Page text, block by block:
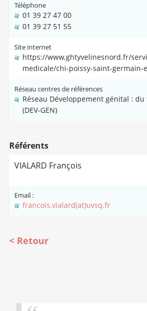
Téléphone
01 39 27 47 00
01 39 27 51 55
Site internet
https://www.ghtyvelinesnord.fr/
medicale/chi-poissy-saint-germain-
Réseau centres de références
Réseau Développement génital :
(DEV-GEN)
Référents
VIALARD François
Email :
francois.vialard(at)uvsq.fr
Retour